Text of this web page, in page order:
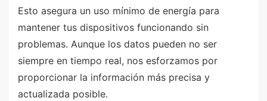
Esto asegura un uso mínimo de energía para
mantener tus dispositivos funcionando sin
problemas. Aunque los datos pueden no ser
siempre en tiempo real, nos esforzamos por
proporcionar la información más precisa y
actualizada posible.